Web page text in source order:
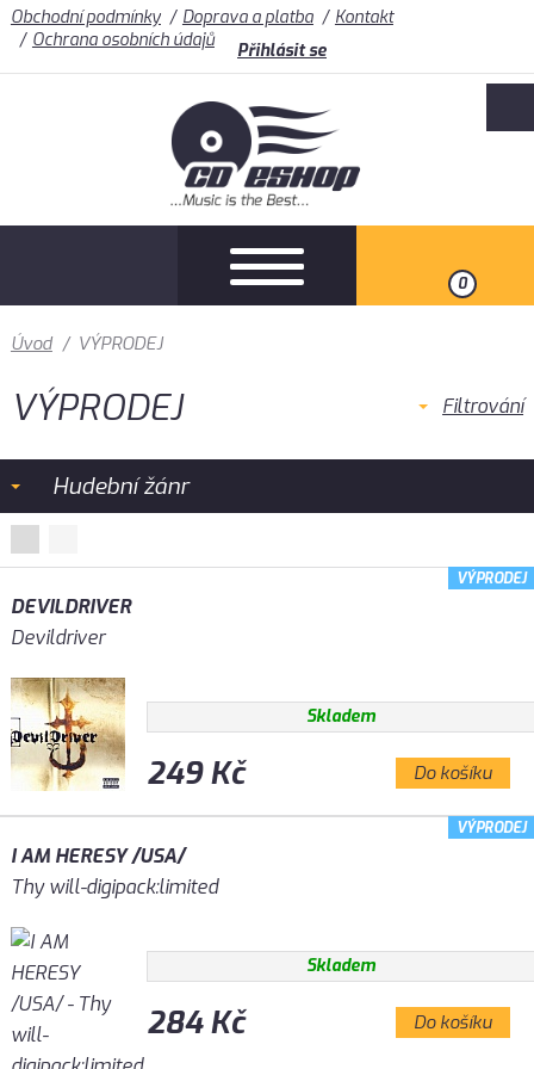
Obchodní podmínky Doprava a platba
Kontakt
Ochrana osobních údajů
Přihlásit se
0
Úvod / VÝPRODEJ
VÝPRODEJ Filtrování
Hudební žánr
DEVILDRIVER
Devildriver
Skladem
249 Kč Do košíku
VÝPRODEJ
I AM HERESY /USA/
Thy will-digipack:limited
Skladem
284 Kč Do košíku
VÝPRODEJ